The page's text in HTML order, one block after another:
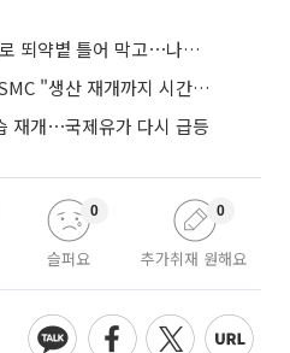
초대형 자동 파라솔 수백개로 뙤약볕 틀어 막고⋯나라별 폭염 생존법
일본 강진 사망자 28명⋯TSMC "생산 재개까지 시간 필요해"
재개⋯국제유가 다시 급등
슬퍼요
0
추가취재 원해요
0